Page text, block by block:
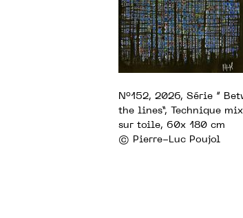
N°152, 2026, Série “
the lines”, Technique
sur toile, 60x 180 cm
© Pierre-Luc Poujol